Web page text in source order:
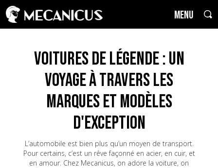
MENU
Voitures de Légende : un
voyage à travers les
marques et modèles
d'exception
L’automobile est bien plus qu’un moyen de transport.
Pour certains, c’est un rêve façonné en acier, en cuir, et
en amour. Chez Mecanicus, on adore la voiture, on